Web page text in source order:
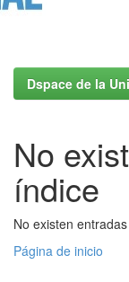
Dspace de la
No
índice
No existen
Página de inicio